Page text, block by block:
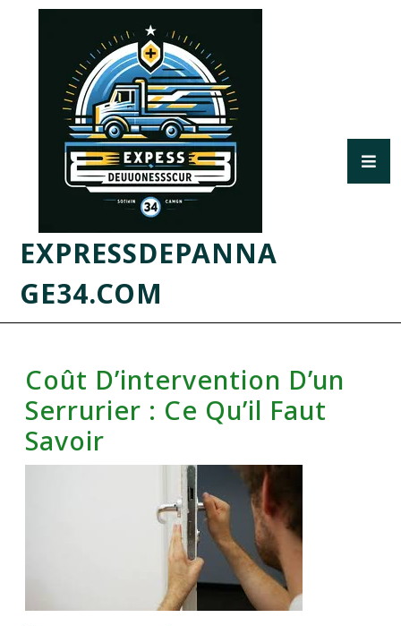
EXPRESSDEPANNA
GE34.COM
Coût D’intervention D’un
Serrurier : Ce Qu’il Faut
Savoir